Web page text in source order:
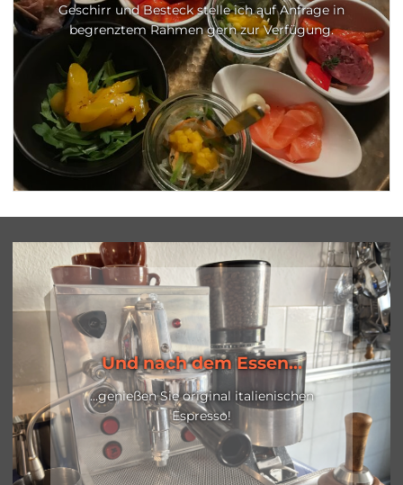
Geschirr und Besteck stelle ich auf Anfrage in
begrenztem Rahmen gern zur Verfügung.
Und nach dem Essen...
...genießen Sie original italienischen
Espresso!